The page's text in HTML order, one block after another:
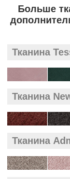
Больше
Тканина
Тканина
Тканина